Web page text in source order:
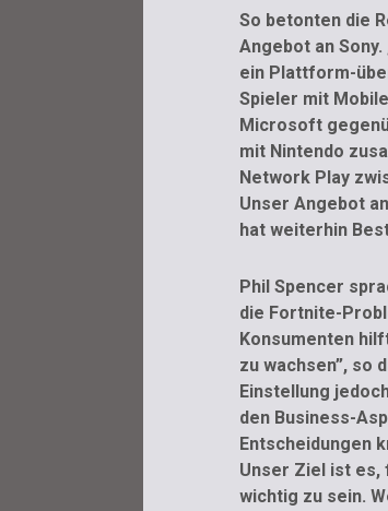
So betonten die
Angebot an
ein Plattform-
Spieler mit
Microsoft
mit Nintendo
Network Play
Unser Angebot
hat weiterhin
Phil Spencer
die Fortnite-
Konsumenten
zu wachsen”, so
Einstellung
den Business-
Entscheidungen
Unser Ziel ist es,
wichtig zu sein.